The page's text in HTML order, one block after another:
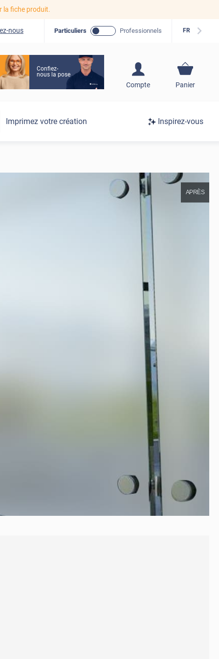
la fiche produit.
nous Particuliers Professionnels FR
Confiez-
nous la pose
Compte
S'inscrire / Se
Panier
Imprimez votre création Inspirez-vous
APRÈS